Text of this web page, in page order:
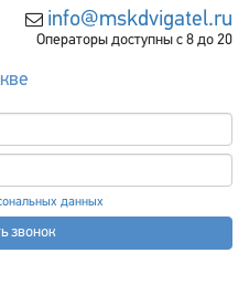
info@mskdvigatel.ru
Операторы доступны с 8 до 20
данных
звонок